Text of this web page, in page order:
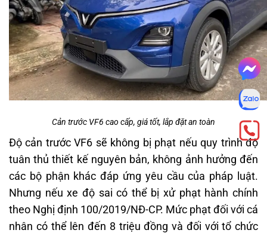
Cản trước VF6 cao cấp, giá tốt, lắp đặt an toàn
Độ cản trước VF6 sẽ không bị phạt nếu quy trình độ
tuân thủ thiết kế nguyên bản, không ảnh hưởng đến
các bộ phận khác đáp ứng yêu cầu của pháp luật.
Nhưng nếu xe độ sai có thể bị xử phạt hành chính
theo Nghị định 100/2019/NĐ-CP. Mức phạt đối với cá
nhân có thể lên đến 8 triệu đồng và đối với tổ chức